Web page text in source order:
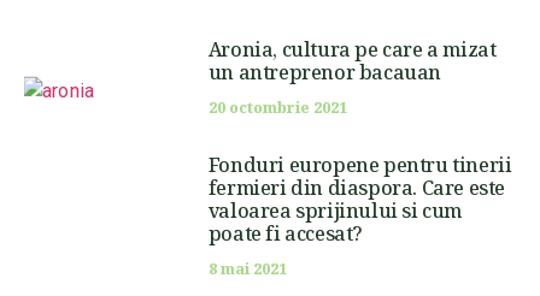
Aronia, cultura pe care a mizat
un antreprenor bacauan
20 octombrie 2021
Fonduri europene pentru tinerii
fermieri din diaspora. Care este
valoarea sprijinului si cum
poate fi accesat?
8 mai 2021